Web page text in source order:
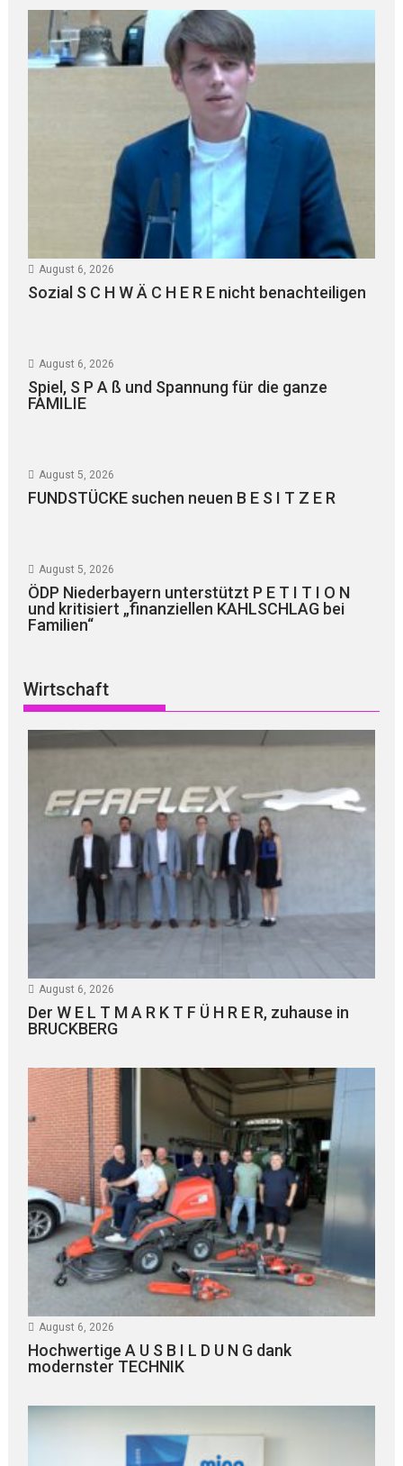
August 6, 2026
Sozial S C H W Ä C H E R E nicht benachteiligen
August 6, 2026
Spiel, S P A ß und Spannung für die ganze
FAMILIE
August 5, 2026
FUNDSTÜCKE suchen neuen B E S I T Z E R
August 5, 2026
ÖDP Niederbayern unterstützt P E T I T I O N
und kritisiert „finanziellen KAHLSCHLAG bei
Familien“
Wirtschaft
August 6, 2026
Der W E L T M A R K T F Ü H R E R, zuhause in
BRUCKBERG
August 6, 2026
Hochwertige A U S B I L D U N G dank
modernster TECHNIK